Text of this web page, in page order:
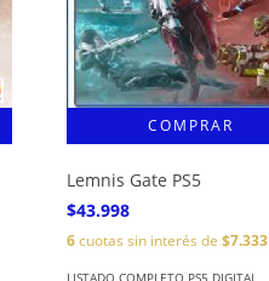
Lemnis Gate PS5
$43.998
6cuotas sin interés de$7.333
LISTADO COMPLETO PS5 DIGITAL